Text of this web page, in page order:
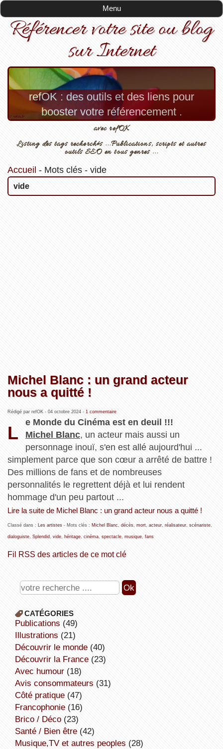
Menu
Référencer votre site ou blog
sur Internet
refOK : des outils et des liens pour
booster votre référencement .
avec refOK
Listing des tags recherchés ...Publications, scripts et autres
outils SEO en tous genres ...
Accueil - Mots clés- vide
vide
Michel Blanc : un grand acteur
nous a quitté !
Rédigé par refOK - 04 octobre 2024- 1 commentaire
L
e Monde du Cinéma est en deuil !!!
Michel Blanc, un acteur mais aussi un
personnage inouï, s'en est allé aujourd'hui ...
simplement parce que son cœur a arrêté de battre !
Des millions de fans et de nombreuses
personnalités le regrettent déjà et lui rendent
hommage d'un peu partout ...
Lire la suite de Michel Blanc : un grand acteur nous a quitté !
Classé dans : Les artistes- Mots clés : Michel Blanc décès, mort, acteur, réalisateur, scénariste,
dialoguiste, Splendid vide, héritage, cinéma, spectacle, musique, fans
Fil RSS des articles de ce mot clé
CATÉGORIES
publications (49)
illustrations (21)
découvrir le monde(40)
découvrir la France(23)
avec humour(18)
avis consommateurs (31)
côté pratique(47)
Francophonie(16)
Brico / Déco(23)
Santé / Bien être(42)
Musique,TV et autres peoples (28)